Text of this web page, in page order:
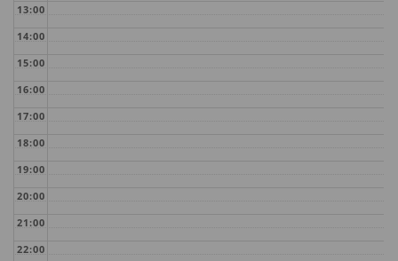
13:00
14:00
15:00
16:00
17:00
18:00
19:00
20:00
21:00
22:00